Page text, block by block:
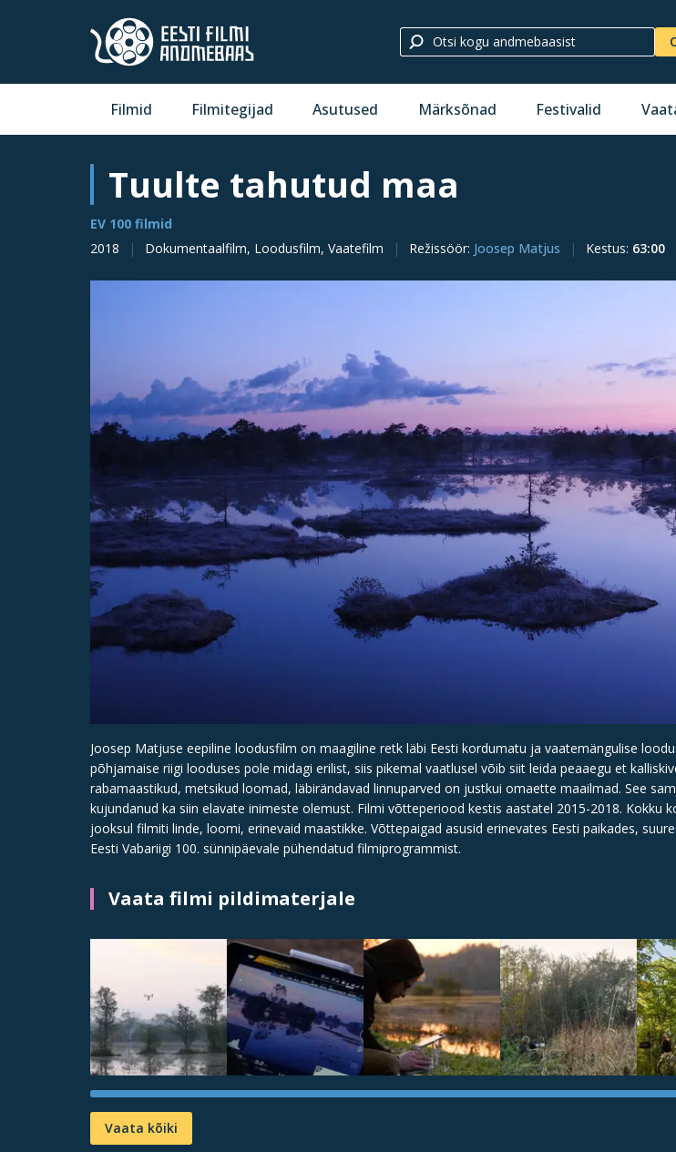
Filmid Filmitegijad Asutused Märksõnad Festivalid
Tuulte tahutud maa
EV 100 filmid
2018
Dokumentaalfilm, Loodusfilm, Vaatefilm Režissöör: Joosep Matjus Kestus: 63:00
Joosep Matjuse eepiline loodusfilm on maagiline retk läbi Eesti kordumatu ja vaatemängulise
põhjamaise riigi looduses pole midagi erilist, siis pikemal vaatlusel võib siit leida peaaegu et
rabamaastikud, metsikud loomad, läbirändavad linnuparved on justkui omaette maailmad. See
kujundanud ka siin elavate inimeste olemust. Filmi võtteperiood kestis aastatel 2015-2018. Kokku
jooksul filmiti linde, loomi, erinevaid maastikke. Võttepaigad asusid erinevates Eesti paikades,
Eesti Vabariigi 100. sünnipäevale pühendatud filmiprogrammist.
Vaata filmi pildimaterjale
Vaata kõiki